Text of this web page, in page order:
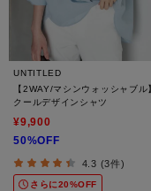
UNTITLED
【2WAY/マシンウォッシャブル
クールデザインシャツ
¥9,900
50%OFF
4.3 (3件)
さらに20%OFF